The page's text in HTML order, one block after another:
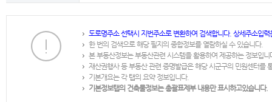
도로명주소 선택시 지번주소로 변환하여 검색합니다. 상세주소입
한 번의 검색으로 해당 필지의 종합정보를 열람하실 수 있습니다.
본 부동산정보는 부동산관련 시스템을 활용하여 제공하는 정보입니
재산권행사 등 부동산 관련 증명발급은 해당 시군구의 민원센터를
기본개요는 각 탭의 요약 정보입니다.
기본정보탭의 건축물정보는 총괄표제부 내용만 표시하고있습니다.